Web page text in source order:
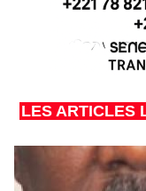
LES ARTICLES